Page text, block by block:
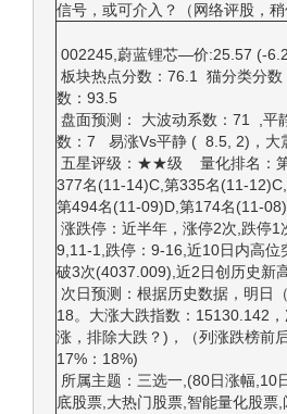
信号，或可介入？（网络评股，稍
002245,蔚蓝锂芯—价:25.57 (-
板块热点分数：76.1 猫分类分
数：93.5
盘面预测： 大波动系数：71 ,平
数：7 易涨Vs平静 ( 8.5, 2)，大
五星评级：★★级 量化排名：
377名(11-14)C,第335名(11-
第494名(11-09)D,第174名(11-
涨跌停：近半年，涨停2次,跌停1
9,11-1,跌停：9-16,近10日内高位
破3次(4037.009),近2日创历史新
次日预测：根据历史数据，明日
18。大涨大跌指数：15130.142
涨，排除大跌？)，（列涨跌榜前
17%：18%)
所属主题：三选一,(80日涨幅,10
底股票,大热门股票,智能量化股票